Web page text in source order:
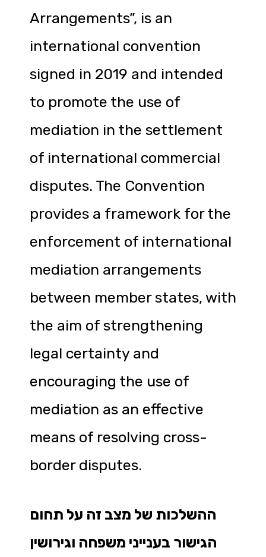
Arrangements”, is an
international convention
signed in 2019 and intended
to promote the use of
mediation in the settlement
of international commercial
disputes. The Convention
provides a framework for the
enforcement of international
mediation arrangements
between member states, with
the aim of strengthening
legal certainty and
encouraging the use of
mediation as an effective
means of resolving cross-
border disputes.
ההשלכות של מצב זה על תחום
הגישור בענייני משפחה וגירושין